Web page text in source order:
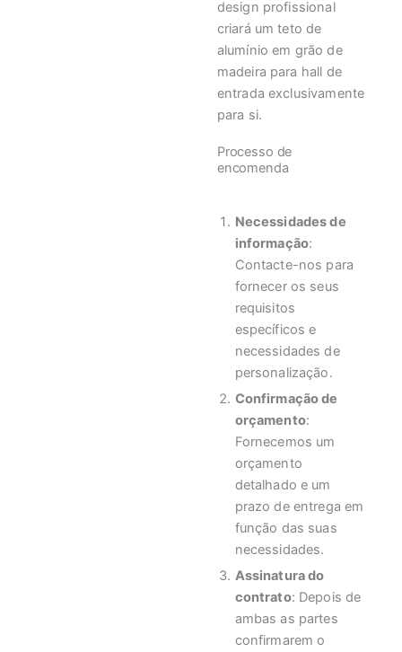
design profissional
criará um teto de
alumínio em grão de
madeira para hall de
entrada exclusivamente
para si.
Processo de
encomenda
Necessidades de
informação:
Contacte-nos para
fornecer os seus
requisitos
específicos e
necessidades de
personalização.
Confirmação de
orçamento:
Fornecemos um
orçamento
detalhado e um
prazo de entrega em
função das suas
necessidades.
Assinatura do
contrato: Depois de
ambas as partes
confirmarem o